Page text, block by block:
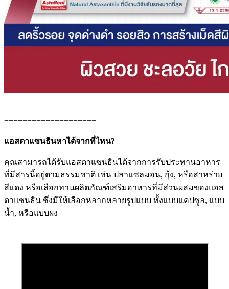
====================
แอสตาแซนธินหาได้จากที่ไหน?
คุณสามารถได้รับแอสตาแซนธินได้จากการรับประทานอาหาร
ที่มีสารนี้อยู่ตามธรรมชาติ เช่น ปลาแซลมอน, กุ้ง, หรือสาหร่าย
สีแดง หรือเลือกทานผลิตภัณฑ์เสริมอาหารที่มีส่วนผสมของแอส
ตาแซนธิน ซึ่งมีให้เลือกหลากหลายรูปแบบ ทั้งแบบแคปซูล, แบบ
น้ำ, หรือแบบผง